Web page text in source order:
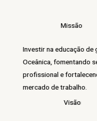
Missão
Investir na educação de
Oceânica, fomentando
profissional e
mercado de trabalho.
Visão